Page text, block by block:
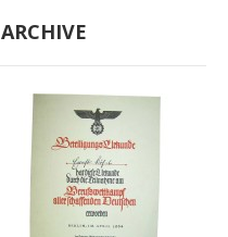
ARCHIVE